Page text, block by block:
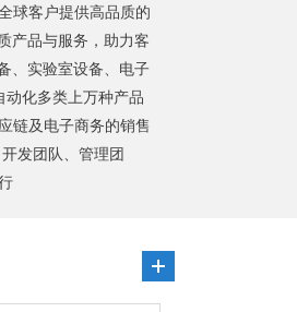
球客户提供高品质的
产品与服务，助力客
、实验室设备、电子
动化多类上万种产品
链及电子商务的销售
发团队、管理团